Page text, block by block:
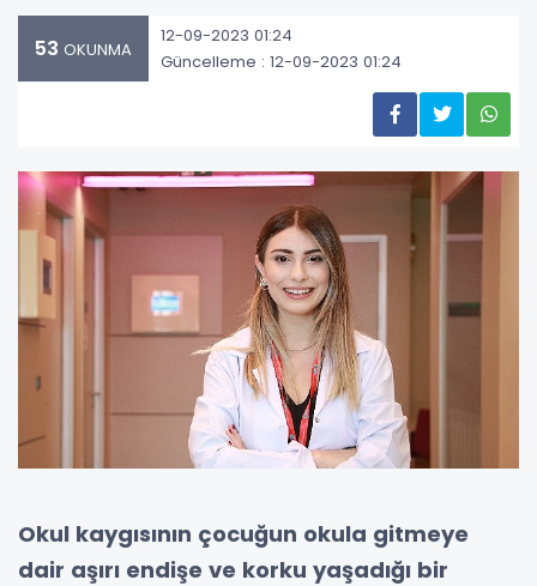
53 OKUNMA
12-09-2023 01:24
Güncelleme : 12-09-2023 01:24
Okul kaygısının çocuğun okula gitmeye
dair aşırı endişe ve korku yaşadığı bir